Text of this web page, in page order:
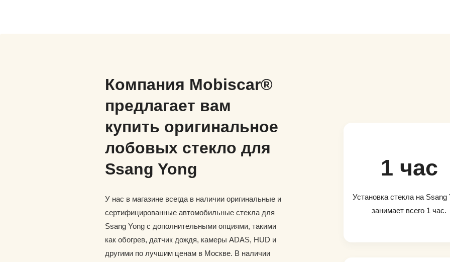
Компания Mobiscar®
предлагает вам
купить оригинальное
лобовых стекло для
Ssang Yong
У нас в магазине всегда в наличии оригинальные и
сертифицированные автомобильные стекла для
Ssang Yong с дополнительными опциями, такими
как обогрев, датчик дождя, камеры ADAS, HUD и
другими по лучшим ценам в Москве. В наличии
1 час
Установка стекла на Ssang
занимает всего 1 час.